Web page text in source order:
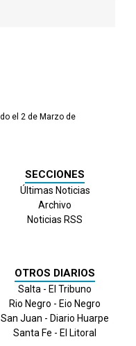
el 2 de Marzo de
SECCIONES
Últimas Noticias
Archivo
Noticias RSS
OTROS DIARIOS
Salta - El Tribuno
Rio Negro - Eio Negro
San Juan - Diario Huarpe
Santa Fe - El Litoral